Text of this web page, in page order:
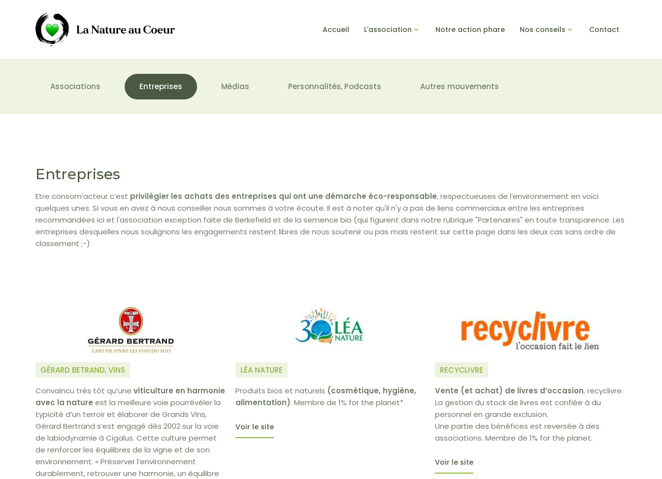
Accueil L'association Notre action phare Nos conseils Contact
Associations Entreprises Médias Personnalités, Podcasts Autres mouvements
Entreprises
Etre consom’acteur c’est privilégier les achats des entreprises qui ont une démarche éco-responsable, respectueuses de l’environnement en voici
quelques unes. Si vous en avez à nous conseiller nous sommes à votre écoute. Il est à noter qu'il n'y a pas de liens commerciaux entre les entreprises
recommandées ici et l'association exception faite de Berkefield et de la semence bio (qui figurent dans notre rubrique "Partenaires" en toute transparence. Les
entreprises desquelles nous soulignons les engagements restent libres de nous soutenir ou pas mais restent sur cette page dans les deux cas sans ordre de
classement ;-)
GÉRARD BETRAND, VINS
Convaincu très tôt qu’une viticulture en harmonie
avec la nature est la meilleure voie pourrévéler la
typicité d’un terroir et élaborer de Grands Vins,
Gérard Bertrand s’est engagé dès 2002 sur la voie
de labiodynamie à Cigalus. Cette culture permet
de renforcer les équilibres de la vigne et de son
environnement. « Préserver l’environnement
durablement, retrouver une harmonie, un équilibre
LÉA NATURE
Produits bios et naturels (cosmétique, hygiène,
alimentation). Membre de 1% for the planet*
Voir le site
RECYCLIVRE
Vente (et achat) de livres d’occasion, recyclivre.
La gestion du stock de livres est confiée à du
personnel en grande exclusion.
Une partie des bénéfices est reversée à des
associations. Membre de 1% for the planet.
Voir le site